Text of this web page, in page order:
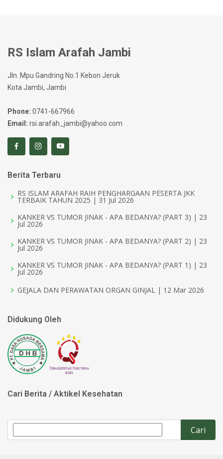
RS Islam Arafah Jambi
Jln. Mpu Gandring No.1 Kebon Jeruk
Kota Jambi, Jambi
Phone: 0741-667966
Email: rsi.arafah_jambi@yahoo.com
Berita Terbaru
RS ISLAM ARAFAH RAIH PENGHARGAAN PESERTA JKK
TERBAIK TAHUN 2025 | 31 Jul 2026
KANKER VS TUMOR JINAK - APA BEDANYA? (PART 3) | 23
Jul 2026
KANKER VS TUMOR JINAK - APA BEDANYA? (PART 2) | 23
Jul 2026
KANKER VS TUMOR JINAK - APA BEDANYA? (PART 1) | 23
Jul 2026
GEJALA DAN PERAWATAN ORGAN GINJAL | 12 Mar 2026
Didukung Oleh
Cari Berita / Aktikel Kesehatan